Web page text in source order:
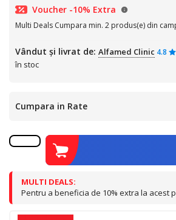
Voucher -10% Extra
Multi Deals Cumpara min. 2 produs(e) din
Vândut și livrat de: Alfamed Clinic 4.8
în stoc
Cumpara in Rate
MULTI DEALS:
Pentru a beneficia de 10% extra la acest